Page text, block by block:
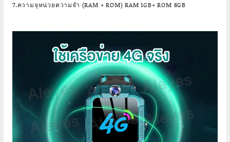
7.ความจุหน่วยความจำ (RAM + ROM) RAM 1GB+ ROM 8GB